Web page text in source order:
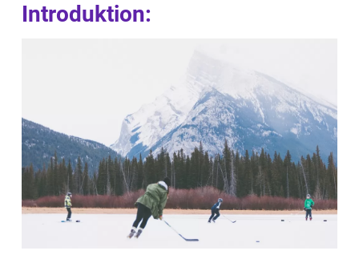
Introduktion: